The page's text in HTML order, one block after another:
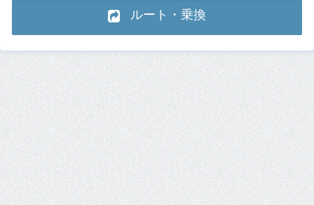
ルート・乗換